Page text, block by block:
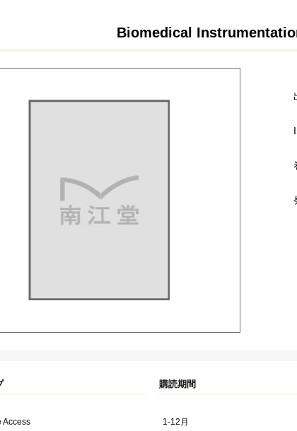
Biomedical
購読期間
Access 1-12月